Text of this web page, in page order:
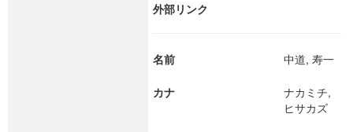
外部リンク
名前 中道, 寿一
カナ
ナカミチ,
ヒサカズ